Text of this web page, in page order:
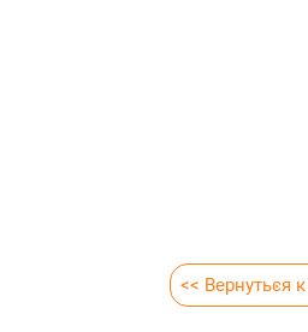
<< Вернуться